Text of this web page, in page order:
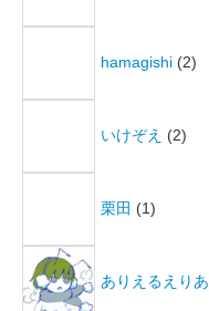
hamagishi (2)
いけぞえ (2)
栗田 (1)
ありえるえりあ